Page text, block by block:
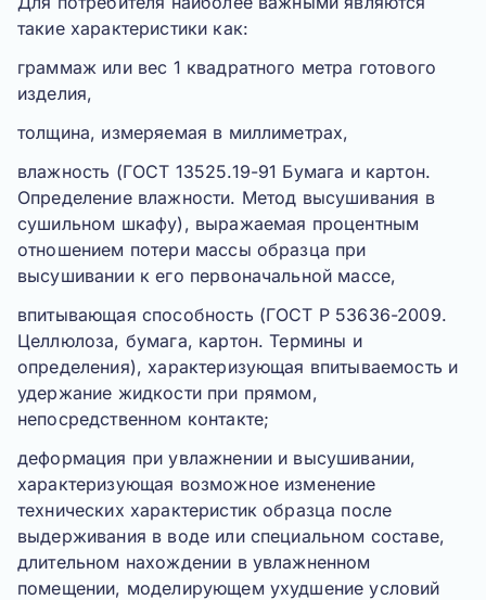
такие характеристики как:
граммаж или вес 1 квадратного метра готового
изделия,
толщина, измеряемая в миллиметрах,
влажность (ГОСТ 13525.19-91 Бумага и картон.
Определение влажности. Метод высушивания в
сушильном шкафу), выражаемая процентным
отношением потери массы образца при
высушивании к его первоначальной массе,
впитывающая способность (ГОСТ Р 53636-2009.
Целлюлоза, бумага, картон. Термины и
определения), характеризующая впитываемость и
удержание жидкости при прямом,
непосредственном контакте;
деформация при увлажнении и высушивании,
характеризующая возможное изменение
технических характеристик образца после
выдерживания в воде или специальном составе,
длительном нахождении в увлажненном
помещении, моделирующем ухудшение условий